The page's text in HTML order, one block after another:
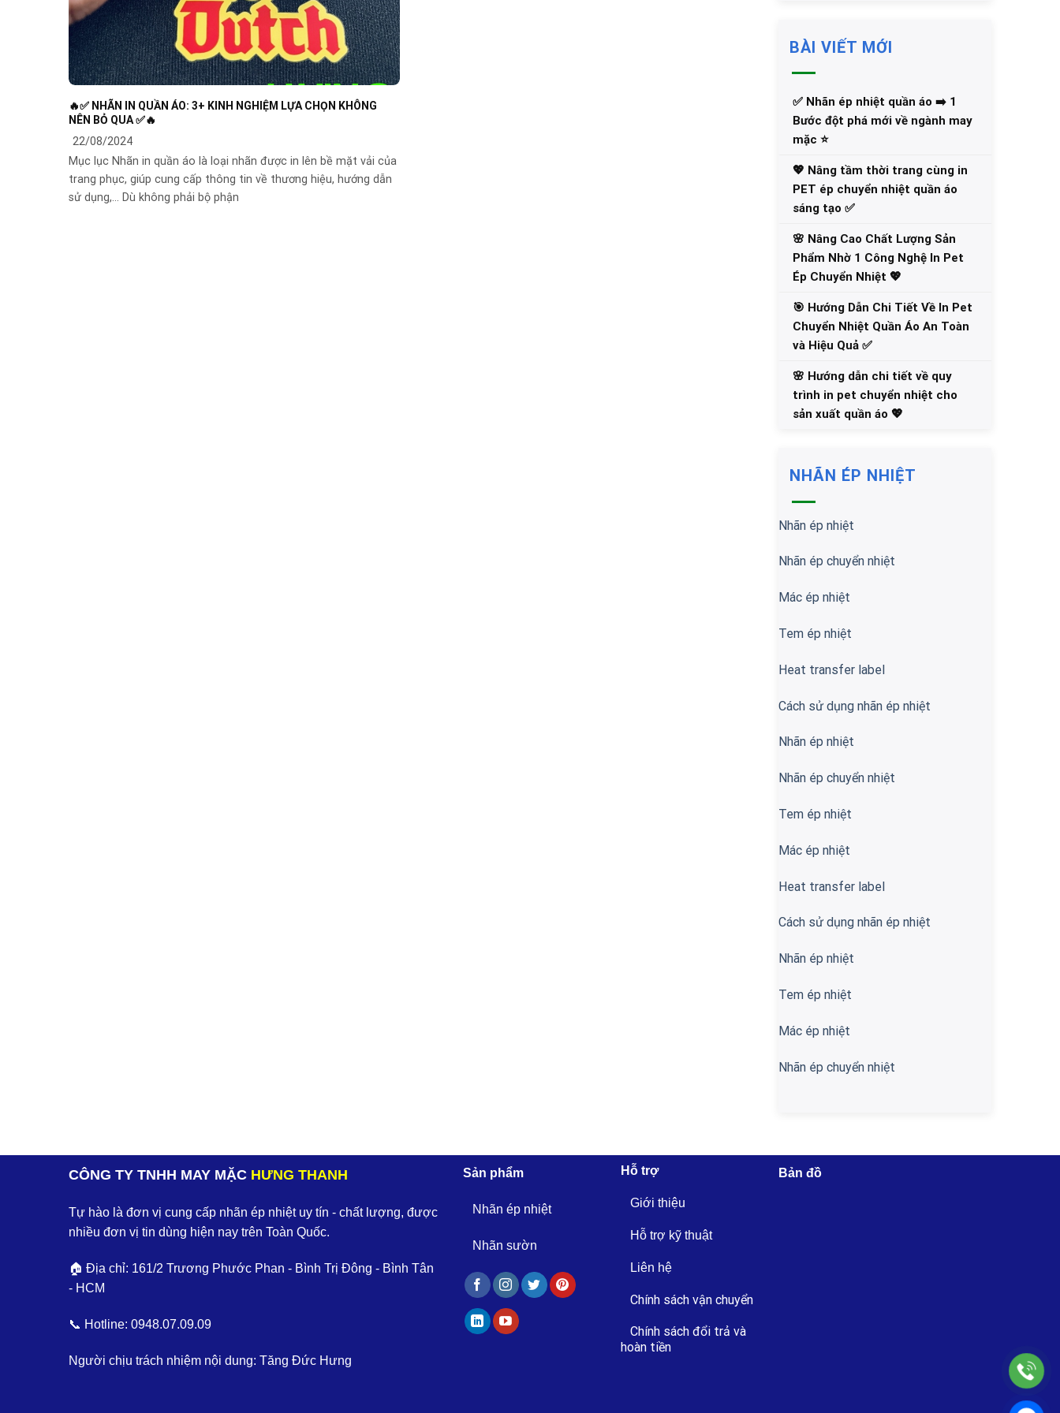
🔥✅ NHÃN IN QUẦN ÁO: 3+ KINH NGHIỆM LỰA CHỌN KHÔNG
NÊN BỎ QUA ✅🔥
22/08/2024
Mục lục Nhãn in quần áo là loại nhãn được in lên bề mặt vải của
trang phục, giúp cung cấp thông tin về thương hiệu, hướng dẫn
sử dụng,… Dù không phải bộ phận
BÀI VIẾT MỚI
✅‪ Nhãn ép nhiệt quần áo ➡️ 1
Bước đột phá mới về ngành may
mặc ⭐️
💖 Nâng tầm thời trang cùng in
PET ép chuyển nhiệt quần áo
sáng tạo ✅
🌸 Nâng Cao Chất Lượng Sản
Phẩm Nhờ 1 Công Nghệ In Pet
Ép Chuyển Nhiệt 💖
🎯 Hướng Dẫn Chi Tiết Về In Pet
Chuyển Nhiệt Quần Áo An Toàn
và Hiệu Quả ✅
🌸 Hướng dẫn chi tiết về quy
trình in pet chuyển nhiệt cho
sản xuất quần áo 💖
NHÃN ÉP NHIỆT
Nhãn ép nhiệt
Nhãn ép chuyển nhiệt
Mác ép nhiệt
Tem ép nhiệt
Heat transfer label
Cách sử dụng nhãn ép nhiệt
Nhãn ép nhiệt
Nhãn ép chuyển nhiệt
Tem ép nhiệt
Mác ép nhiệt
Heat transfer label
Cách sử dụng nhãn ép nhiệt
Nhãn ép nhiệt
Tem ép nhiệt
Mác ép nhiệt
Nhãn ép chuyển nhiệt
CÔNG TY TNHH MAY MẶC HƯNG THANH
Tự hào là đơn vị cung cấp nhãn ép nhiệt uy tín - chất lượng, được
nhiều đơn vị tin dùng hiện nay trên Toàn Quốc.
🏠 Địa chỉ: 161/2 Trương Phước Phan - Bình Trị Đông - Bình Tân
- HCM
📞 Hotline: 0948.07.09.09
Người chịu trách nhiệm nội dung: Tăng Đức Hưng
Sản phẩm
Nhãn ép nhiệt
Nhãn sườn
Hỗ trợ
Giới thiệu
Hỗ trợ kỹ thuật
Liên hệ
Chính sách vận chuyển
Chính sách đổi trả và
hoàn tiền
Bản đồ